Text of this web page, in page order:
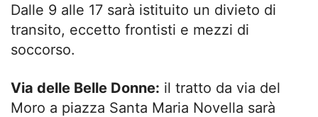
Dalle 9 alle 17 sarà istituito un divieto di
transito, eccetto frontisti e mezzi di
soccorso.
Via delle Belle Donne: il tratto da via del
Moro a piazza Santa Maria Novella sarà